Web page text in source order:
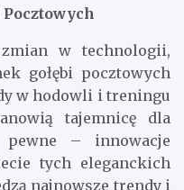
Pocztowych
w technologii,
gołębi pocztowych
w hodowli i treningu
tajemnicę dla
– innowacje
tych eleganckich
najnowsze trendy i